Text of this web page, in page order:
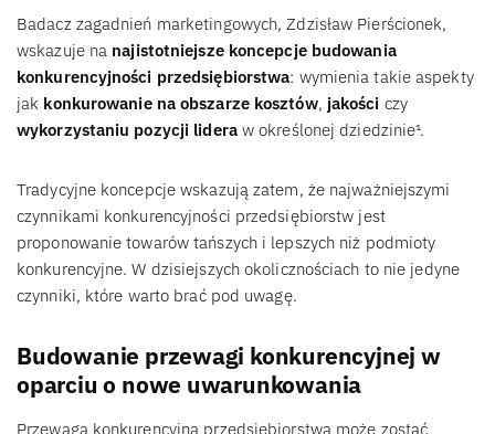
Badacz zagadnień marketingowych, Zdzisław Pierścionek,
wskazuje na najistotniejsze koncepcje budowania
konkurencyjności przedsiębiorstwa: wymienia takie aspekty
jak konkurowanie na obszarze kosztów, jakości czy
wykorzystaniu pozycji lidera w określonej dziedzinie¹.
Tradycyjne koncepcje wskazują zatem, że najważniejszymi
czynnikami konkurencyjności przedsiębiorstw jest
proponowanie towarów tańszych i lepszych niż podmioty
konkurencyjne. W dzisiejszych okolicznościach to nie jedyne
czynniki, które warto brać pod uwagę.
Budowanie przewagi konkurencyjnej w
oparciu o nowe uwarunkowania
Przewaga konkurencyjna przedsiębiorstwa może zostać